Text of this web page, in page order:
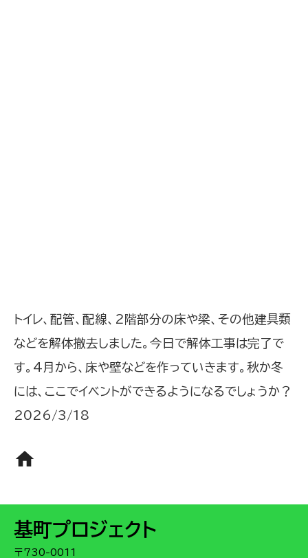
トイレ、配管、配線、2階部分の床や梁、その他建具類
などを解体撤去しました。今日で解体工事は完了で
す。4月から、床や壁などを作っていきます。秋か冬
には、ここでイベントができるようになるでしょうか？
2026/3/18
home
基町プロジェクト
〒730-0011